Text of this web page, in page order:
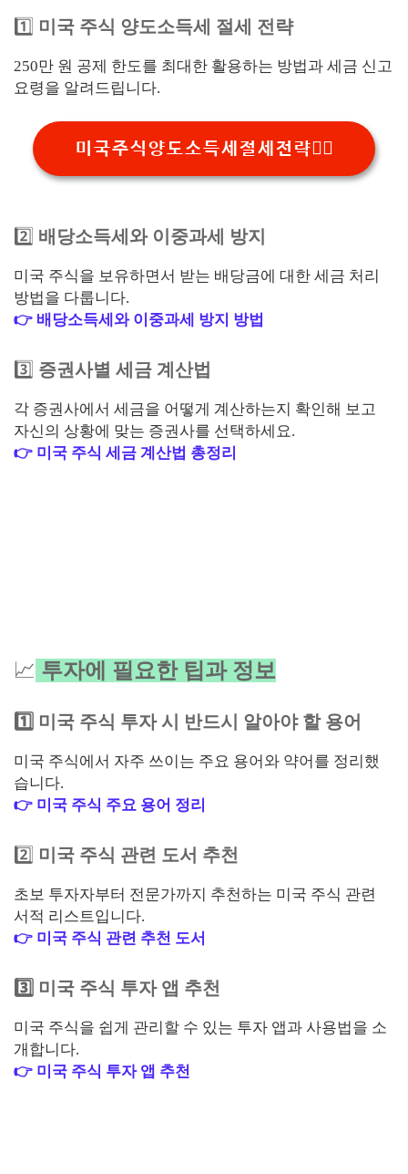
1️⃣ 미국 주식 양도소득세 절세 전략
250만 원 공제 한도를 최대한 활용하는 방법과 세금 신고
요령을 알려드립니다.
미국주식양도소득세절세전략👉🏻
2️⃣ 배당소득세와 이중과세 방지
미국 주식을 보유하면서 받는 배당금에 대한 세금 처리
방법을 다룹니다.
👉 배당소득세와 이중과세 방지 방법
3️⃣ 증권사별 세금 계산법
각 증권사에서 세금을 어떻게 계산하는지 확인해 보고
자신의 상황에 맞는 증권사를 선택하세요.
👉 미국 주식 세금 계산법 총정리
📈 투자에 필요한 팁과 정보
1️⃣ 미국 주식 투자 시 반드시 알아야 할 용어
미국 주식에서 자주 쓰이는 주요 용어와 약어를 정리했
습니다.
👉 미국 주식 주요 용어 정리
2️⃣ 미국 주식 관련 도서 추천
초보 투자자부터 전문가까지 추천하는 미국 주식 관련
서적 리스트입니다.
👉 미국 주식 관련 추천 도서
3️⃣ 미국 주식 투자 앱 추천
미국 주식을 쉽게 관리할 수 있는 투자 앱과 사용법을 소
개합니다.
👉 미국 주식 투자 앱 추천